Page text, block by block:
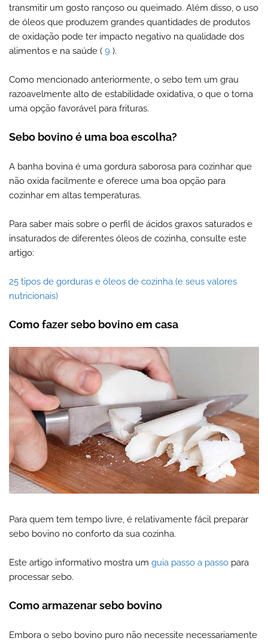
transmitir um gosto rançoso ou queimado. Além disso, o uso
de óleos que produzem grandes quantidades de produtos
de oxidação pode ter impacto negativo na qualidade dos
alimentos e na saúde ( 9 ).
Como mencionado anteriormente, o sebo tem um grau
razoavelmente alto de estabilidade oxidativa, o que o torna
uma opção favorável para frituras.
Sebo bovino é uma boa escolha?
A banha bovina é uma gordura saborosa para cozinhar que
não oxida facilmente e oferece uma boa opção para
cozinhar em altas temperaturas.
Para saber mais sobre o perfil de ácidos graxos saturados e
insaturados de diferentes óleos de cozinha, consulte este
artigo:
25 tipos de gorduras e óleos de cozinha (e seus valores
nutricionais)
Como fazer sebo bovino em casa
Para quem tem tempo livre, é relativamente fácil preparar
sebo bovino no conforto da sua cozinha.
Este artigo informativo mostra um guia passo a passo para
processar sebo.
Como armazenar sebo bovino
Embora o sebo bovino puro não necessite necessariamente